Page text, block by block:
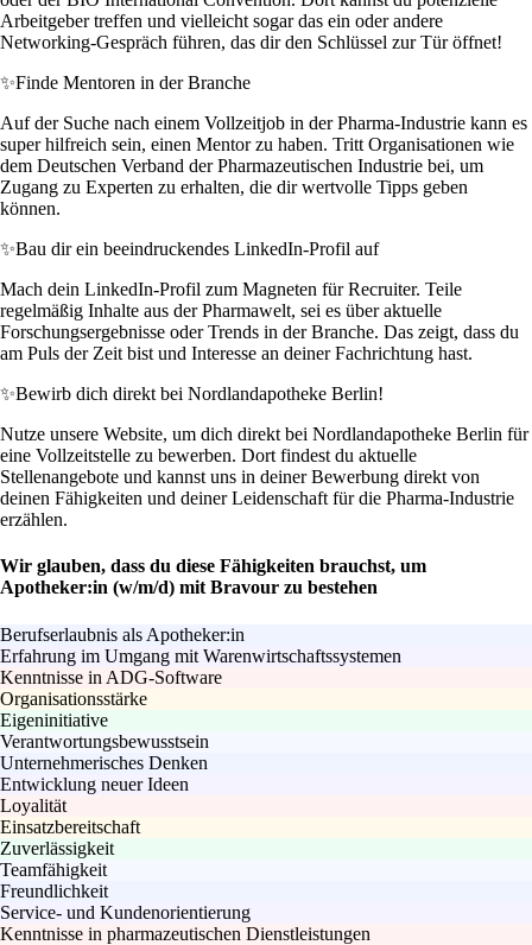
Arbeitgeber treffen und vielleicht sogar das ein oder andere
Networking-Gespräch führen, das dir den Schlüssel zur Tür öffnet!
✨Finde Mentoren in der Branche
Auf der Suche nach einem Vollzeitjob in der Pharma-Industrie kann es
super hilfreich sein, einen Mentor zu haben. Tritt Organisationen wie
dem Deutschen Verband der Pharmazeutischen Industrie bei, um
Zugang zu Experten zu erhalten, die dir wertvolle Tipps geben
können.
✨Bau dir ein beeindruckendes LinkedIn-Profil auf
Mach dein LinkedIn-Profil zum Magneten für Recruiter. Teile
regelmäßig Inhalte aus der Pharmawelt, sei es über aktuelle
Forschungsergebnisse oder Trends in der Branche. Das zeigt, dass du
am Puls der Zeit bist und Interesse an deiner Fachrichtung hast.
✨Bewirb dich direkt bei Nordlandapotheke Berlin!
Nutze unsere Website, um dich direkt bei Nordlandapotheke Berlin für
eine Vollzeitstelle zu bewerben. Dort findest du aktuelle
Stellenangebote und kannst uns in deiner Bewerbung direkt von
deinen Fähigkeiten und deiner Leidenschaft für die Pharma-Industrie
erzählen.
Wir glauben, dass du diese Fähigkeiten brauchst, um
Apotheker:in (w/m/d) mit Bravour zu bestehen
Berufserlaubnis als Apotheker:in
Erfahrung im Umgang mit Warenwirtschaftssystemen
Kenntnisse in ADG-Software
Organisationsstärke
Eigeninitiative
Verantwortungsbewusstsein
Unternehmerisches Denken
Entwicklung neuer Ideen
Loyalität
Einsatzbereitschaft
Zuverlässigkeit
Teamfähigkeit
Freundlichkeit
Service- und Kundenorientierung
Kenntnisse in pharmazeutischen Dienstleistungen